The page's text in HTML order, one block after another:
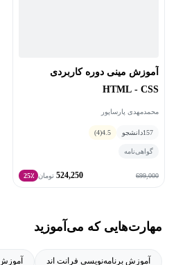
آموزش مینی دوره کاربردی
HTML - CSS
محمدمهدی پارساپور
157دانشجو 4.5
(4)
گواهی‌نامه
699,000
524,250 تومان 25٪
مهارت‌هایی که می‌آموزید
آموزش برنامه‌نویسی فرانت اند